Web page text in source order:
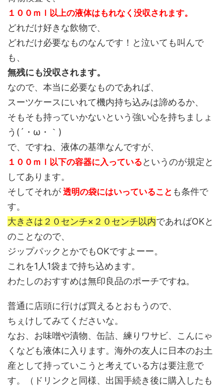
１００ｍｌ以上の液体はもれなく没収されます。
どれだけ好きな飲物で、
どれだけ必要なものなんです！と泣いても叫んで
も、
無残にも没収されます。
なので、本当に必要なものであれば、
スーツケースにいれて機内持ち込みは諦めるか、
そもそも持っていかないという強い心を持ちましょ
う(´・ω・｀)
で、ですね、液体の基準なんですが、
１００ｍｌ以下の容器に入っている というのが規定と
してあります。
そしてそれが 透明の袋にはいっていること も条件で
す。
大きさは２０センチ×２０センチ以内であればOKと
のことなので、
ジップパックとかでもOKですよーー。
これを1人1袋まで持ち込めます。
わたしのおすすめは無印良品のポーチですね。
普通に店頭に行けば買えるとおもうので、
ちぇけしてみてくださいな。
なお、お味噌や漬物、缶詰、練りワサビ、こんにゃ
くなども液体に入ります。海外の友人に日本のお土
産として持っていこうと考えている方は要注意で
す。（ドリンクと同様、出国手続き後に購入したも